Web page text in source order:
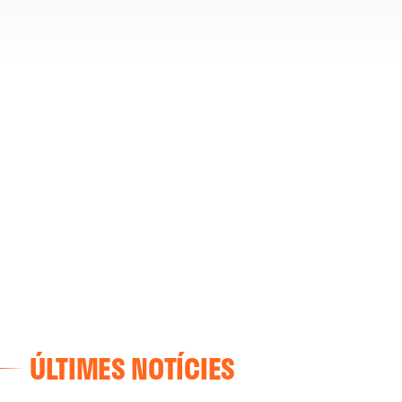
ÚLTIMES NOTÍCIES